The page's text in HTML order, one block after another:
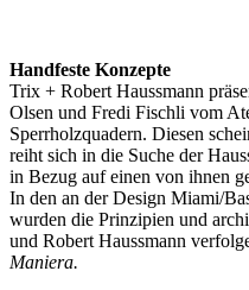
Handfeste Konzepte
Trix + Robert Haussmann
Olsen und Fredi Fischli vom
Sperrholzquadern. Diesen
reiht sich in die Suche der
in Bezug auf einen von ihnen
In den an der Design Miami/
wurden die Prinzipien und
und Robert Haussmann
Maniera.